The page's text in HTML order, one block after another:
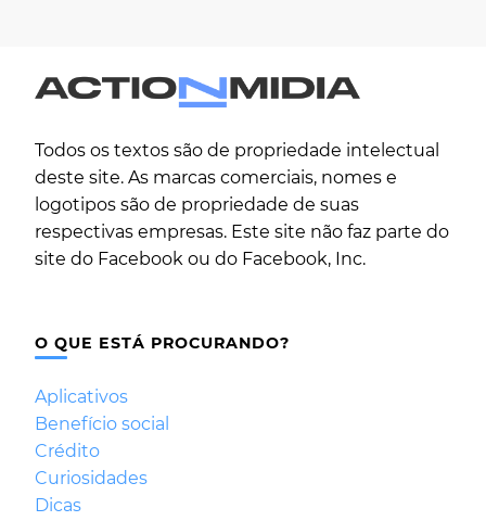
Todos os textos são de propriedade intelectual
deste site. As marcas comerciais, nomes e
logotipos são de propriedade de suas
respectivas empresas. Este site não faz parte do
site do Facebook ou do Facebook, Inc.
O QUE ESTÁ PROCURANDO?
Aplicativos
Benefício social
Crédito
Curiosidades
Dicas